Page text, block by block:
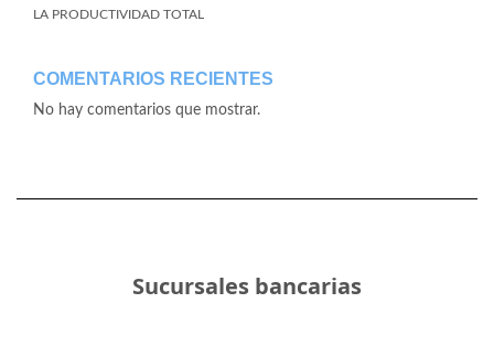
LA PRODUCTIVIDAD TOTAL
COMENTARIOS RECIENTES
No hay comentarios que mostrar.
Sucursales bancarias